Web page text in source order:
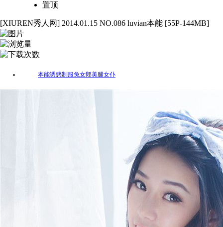
置顶
[XIUREN秀人网] 2014.01.15 NO.086 luvian本能 [55P-144MB]
本能诱惑制服兔女郎美腿女仆